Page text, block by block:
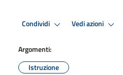
Condividi Vedi azioni
Argomenti:
Istruzione